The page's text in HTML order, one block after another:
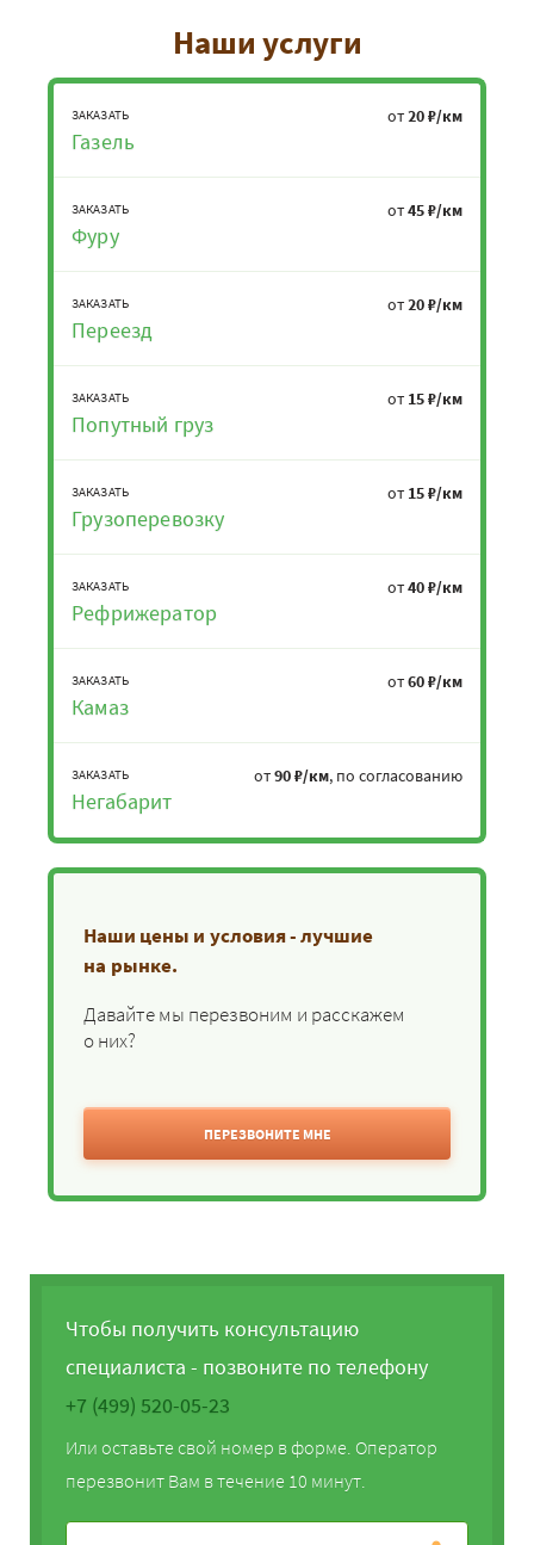
Наши услуги
ЗАКАЗАТЬ
Газель
от20 ₽/км
ЗАКАЗАТЬ
Фуру
от45 ₽/км
ЗАКАЗАТЬ
Переезд
от20 ₽/км
ЗАКАЗАТЬ
Попутный груз
от 15 ₽/км
ЗАКАЗАТЬ
Грузоперевозку
от 15 ₽/км
ЗАКАЗАТЬ
Рефрижератор
от40 ₽/км
ЗАКАЗАТЬ
Камаз
от60 ₽/км
ЗАКАЗАТЬ
Негабарит
от90 ₽/км, по согласованию
Наши цены и условия - лучшие
на рынке.
Давайте мы перезвоним и расскажем
о них?
ПЕРЕЗВОНИТЕ МНЕ
Чтобы получить консультацию
специалиста - позвоните по телефону
+7 (499) 520-05-23
Или оставьте свой номер в форме. Оператор
перезвонит Вам в течение 10 минут.